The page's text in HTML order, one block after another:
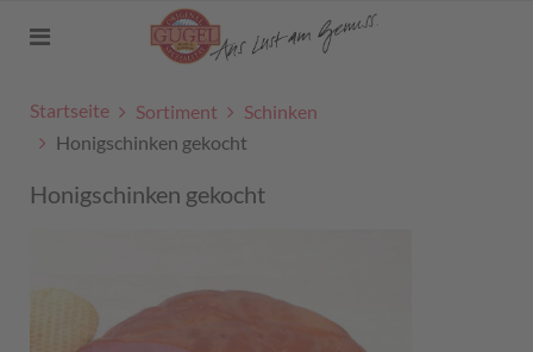
Startseite Sortiment
Schinken
Honigschinken gekocht
Honigschinken gekocht